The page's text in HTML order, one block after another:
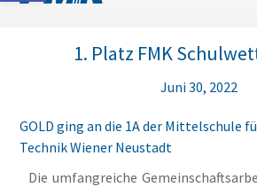
1. Platz FMK
Juni 30, 2022
GOLD ging an die 1A der Mittelschule
Technik Wiener Neustadt
Die umfangreiche